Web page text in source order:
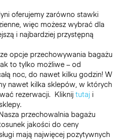
oferujemy zarówno stawki
więc możesz wybrać dla
i najbardziej przystępną
opcje przechowywania bagażu
to tylko możliwe – od
noc, do nawet kilku godzin! W
nawet kilka sklepów, w których
rezerwacji. Kliknij tutaji
przechowalnia bagażu
jakości do ceny
mają najwięcej pozytywnych